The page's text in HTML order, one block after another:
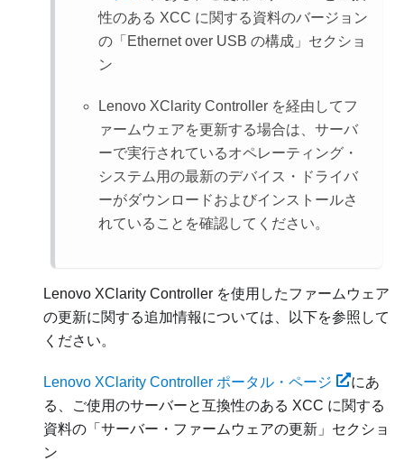
性のある XCC に関する資料のバージョン
の
Ethernet over USB の構成
セクショ
ン
Lenovo XClarity Controller を経由してフ
ァームウェアを更新する場合は、サーバ
ーで実行されているオペレーティング・
システム用の最新のデバイス・ドライバ
ーがダウンロードおよびインストールさ
れていることを確認してください。
Lenovo XClarity Controller を使用したファームウェア
の更新に関する追加情報については、以下を参照して
ください。
Lenovo XClarity Controller ポータル・ページ
にあ
る、ご使用のサーバーと互換性のある XCC に関する
資料の「サーバー・ファームウェアの更新」セクショ
ン